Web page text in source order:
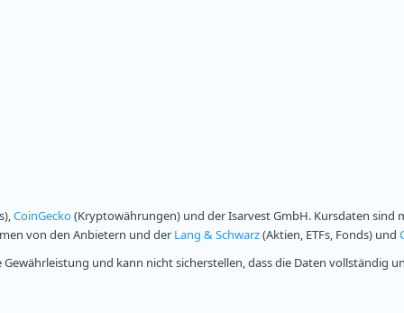
CoinGecko(Kryptowährungen) und der Isarvest GmbH. Kursdaten sind
von den Anbietern und der Lang & Schwarz(Aktien, ETFs, Fonds) und
und kann nicht sicherstellen, dass die Daten vollständig